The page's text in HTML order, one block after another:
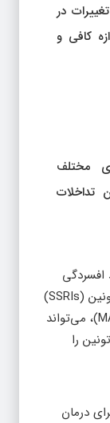
در
کافی و
مختلف
تداخلات
افسردگی
دیگر، به ویژه مهارکننده‌های بازجذب سروتونین (SSRIs)
یا مهارکننده‌های مونوآمین اکسیداز (MAOIs)، می‌تواند
را
درمان